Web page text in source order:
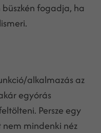
fogadja, ha
alkalmazás az
egyórás
Persze egy
mindenki néz